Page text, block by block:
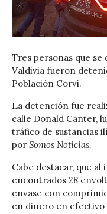
Tres personas que se
Valdivia fueron
Población Corvi.
La detención fue
calle Donald Canter,
tráfico de sustancias
por Somos Noticias.
Cabe destacar, que
encontrados 28
envase con
en dinero en efectivo